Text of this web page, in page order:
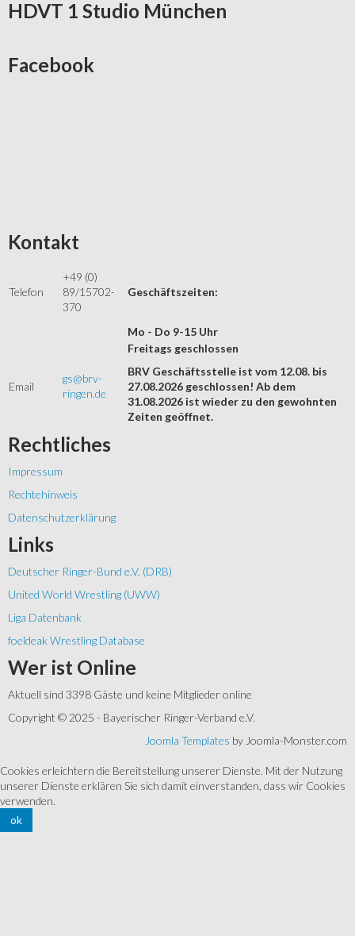
HDVT 1 Studio München
Facebook
Kontakt
Telefon
+49 (0)
89/15702-
370
Geschäftszeiten:
Mo - Do 9-15 Uhr
Email
gs@brv-
ringen.de
Freitags geschlossen
BRV Geschäftsstelle ist vom 12.08. bis
27.08.2026 geschlossen! Ab dem
31.08.2026 ist wieder zu den gewohnten
Zeiten geöffnet.
Rechtliches
Impressum
Rechtehinweis
Datenschutzerklärung
Links
Deutscher Ringer-Bund e.V. (DRB)
United World Wrestling (UWW)
Liga Datenbank
foeldeak Wrestling Database
Wer ist Online
Aktuell sind 3398 Gäste und keine Mitglieder online
Copyright © 2025 - Bayerischer Ringer-Verband e.V.
Joomla Templates by Joomla-Monster.com
Cookies erleichtern die Bereitstellung unserer Dienste. Mit der Nutzung
unserer Dienste erklären Sie sich damit einverstanden, dass wir Cookies
verwenden.
ok